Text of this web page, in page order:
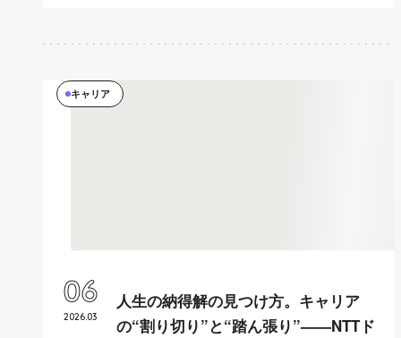
キャリア
人生の納得解の見つけ方。キャリア
の“割り切り”と“踏ん張り”——NTTド
2026.03
06